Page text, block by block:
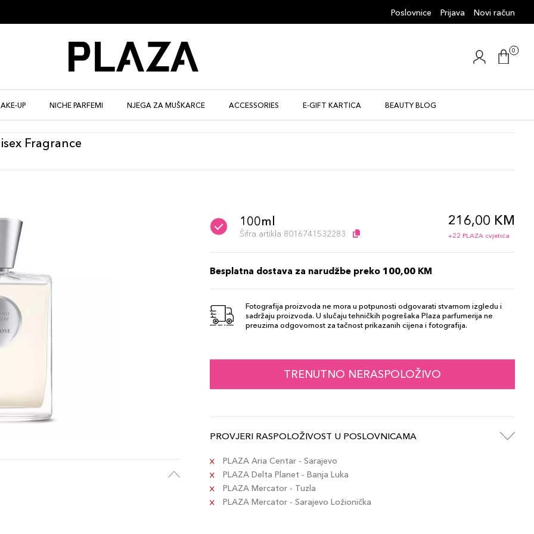
Poslovnice Prijava Novi račun
0
UP NICHE PARFEMI NJEGA ZA MUŠKARCE ACCESSORIES E-GIFT KARTICA BEAUTY BLOG
Fragrance
100ml
Šifra artikla 8016741532283
216,00 KM
+22 PLAZA cvjetića
Besplatna dostava za narudžbe preko 100,00 KM
Fotografija proizvoda ne mora u potpunosti odgovarati stvarnom izgledu i
sadržaju proizvoda. U slučaju tehničkih pogrešaka Plaza parfumerija ne
preuzima odgovornost za tačnost prikazanih cijena i fotografija.
TRENUTNO NERASPOLOŽIVO
PROVJERI RASPOLOŽIVOST U POSLOVNICAMA
PLAZA Aria Centar - Sarajevo
PLAZA Delta Planet - Banja Luka
PLAZA Mercator - Tuzla
PLAZA Mercator - Sarajevo Ložionička